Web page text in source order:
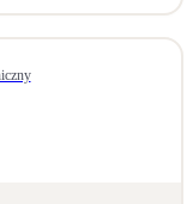
• problematykę relacji
Wyższej we Wrocławiu —
w 2009 r. magisterskie
z psychoterapii
a w styczniu
Od
w konferencjach
Psychoterapii